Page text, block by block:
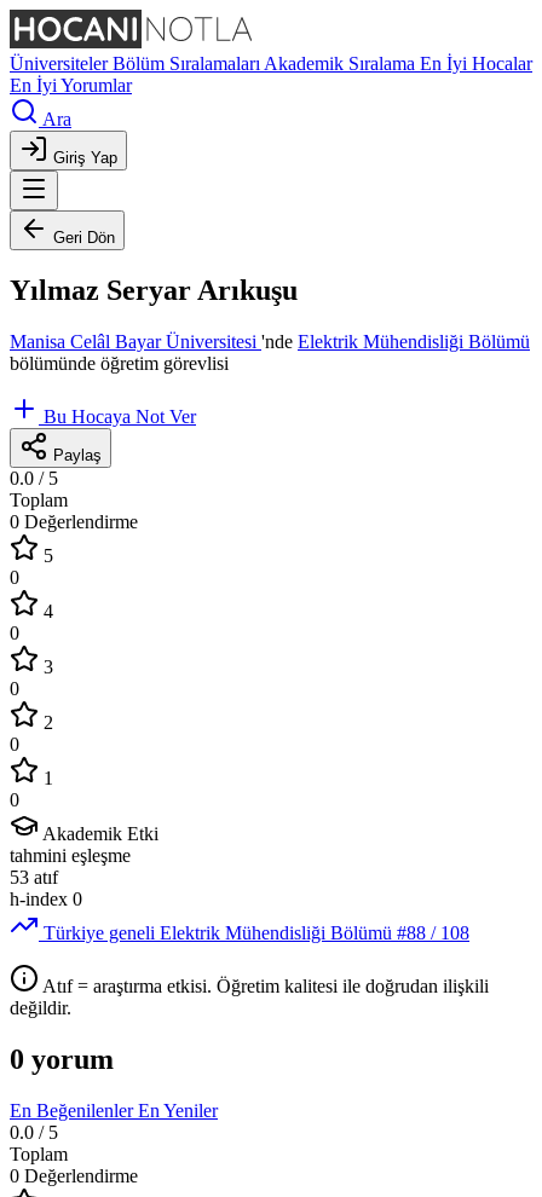
ÜniversitelerBölüm Sıralamaları Akademik Sıralama En İyi Hocalar
En İyi Yorumlar
Ara
Giriş Yap
Geri Dön
Yılmaz Seryar Arıkuşu
Manisa Celâl Bayar Üniversitesi 'nde Elektrik Mühendisliği Bölümü
bölümünde öğretim görevlisi
Bu Hocaya Not Ver
Paylaş
0.0 / 5
Toplam
0 Değerlendirme
5
0
4
0
3
0
2
0
1
0
Akademik Etki
tahmini eşleşme
53 atıf
h-index 0
Türkiye geneli Elektrik Mühendisliği Bölümü #88 / 108
Atıf = araştırma etkisi. Öğretim kalitesi ile doğrudan ilişkili
değildir.
0 yorum
En BeğenilenlerEn Yeniler
0.0 / 5
Toplam
0 Değerlendirme